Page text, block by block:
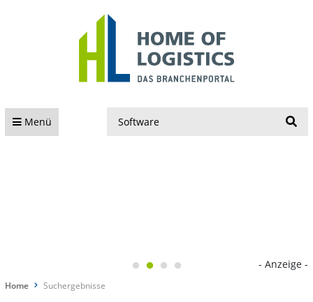
Menü
- Anzeige -
Home Suchergebnisse